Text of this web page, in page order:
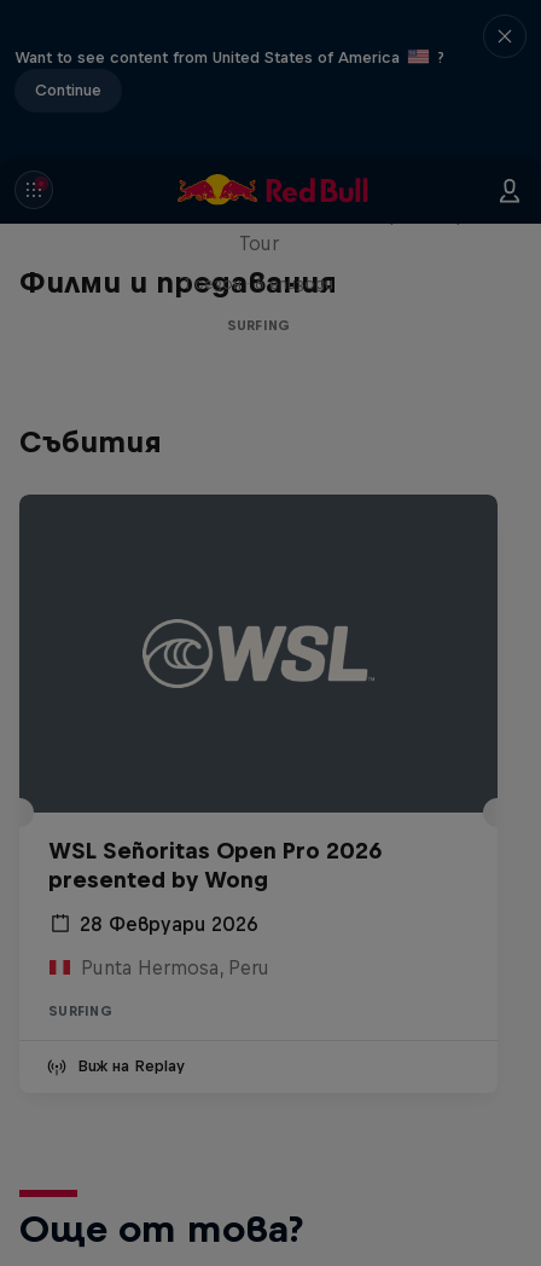
Want to see content from United States of America
?
Continue
Филми и предавания
WSL Replay
Tour
1 сезон · 6 епизоди
SURFING
Събития
WSL Señoritas Open Pro 2026
presented by Wong
28 Февруари 2026
Punta Hermosa, Peru
SURFING
Виж на Replay
Още от това?